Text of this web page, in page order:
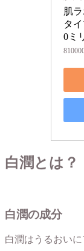
肌
タ
0ミ
白潤とは？
白潤の成分
白潤はうるおい